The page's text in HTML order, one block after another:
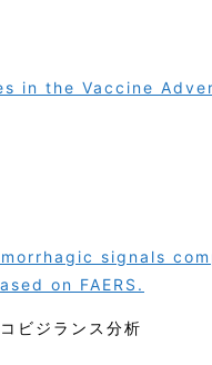
the Vaccine
signals
on FAERS.
ビジランス分析